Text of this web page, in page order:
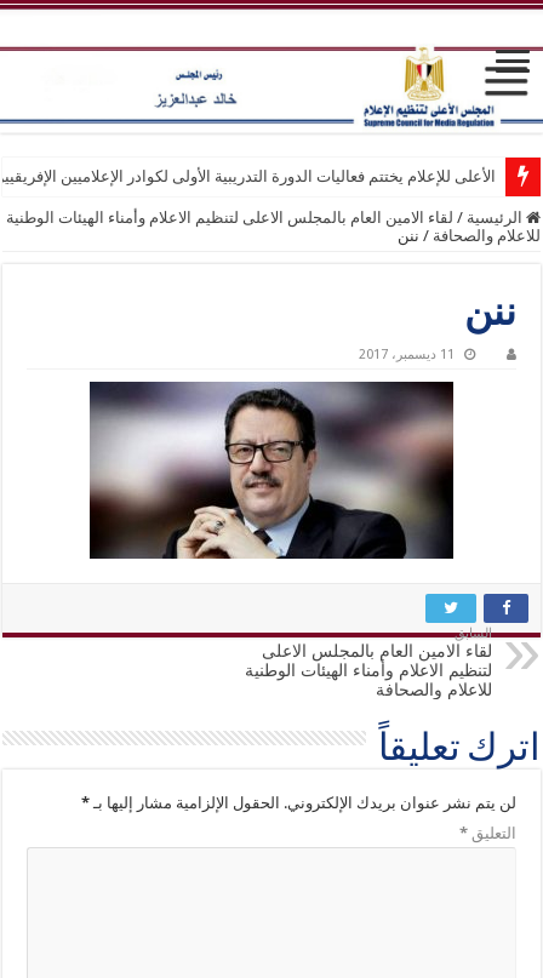
الأعلى للإعلام يختتم فعاليات الدورة التدريبية الأولى لكوادر الإعلاميين
الرئيسية / لقاء الامين العام بالمجلس الاعلى لتنظيم الاعلام وأمناء الهيئات الوطنية
للاعلام والصحافة / ننن
ننن
11 ديسمبر، 2017
السابق
لقاء الامين العام بالمجلس الاعلى
لتنظيم الاعلام وأمناء الهيئات الوطنية
للاعلام والصحافة
اترك تعليقاً
لن يتم نشر عنوان بريدك الإلكتروني. الحقول الإلزامية مشار إليها بـ*
التعليق*